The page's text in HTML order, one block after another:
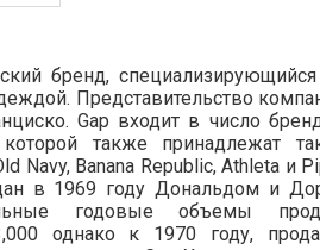
бренд,
Представительство
Gap входит в число
также принадлежат
Navy, Banana Republic, Athleta и
в 1969 году Дональдом и
годовые объемы
однако к 1970 году,